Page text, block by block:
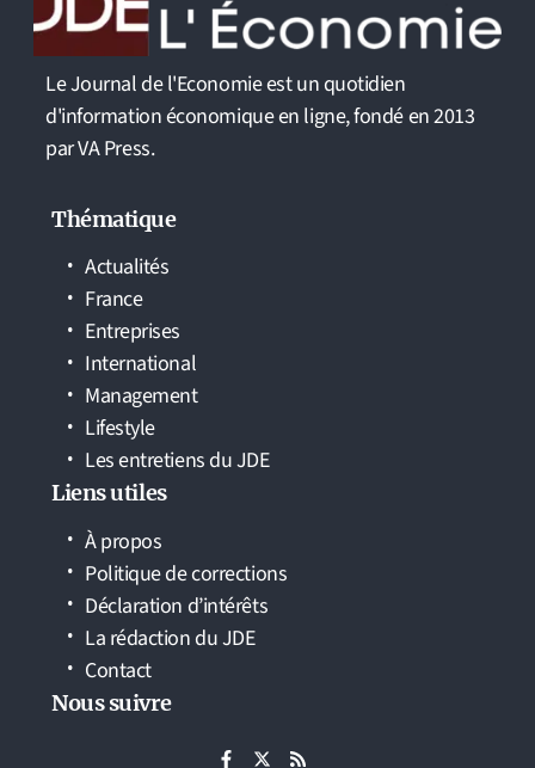
Le Journal de l'Economie est un quotidien
d'information économique en ligne, fondé en 2013
par VA Press.
Thématique
Actualités
France
Entreprises
International
Management
Lifestyle
Les entretiens du JDE
Liens utiles
À propos
Politique de corrections
Déclaration d’intérêts
La rédaction du JDE
Contact
Nous suivre